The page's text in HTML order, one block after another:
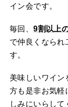
イン会です。
毎回、9割以上
で仲良くなられ
す。
美味しいワイン
方も是非お気軽
しみにいらして